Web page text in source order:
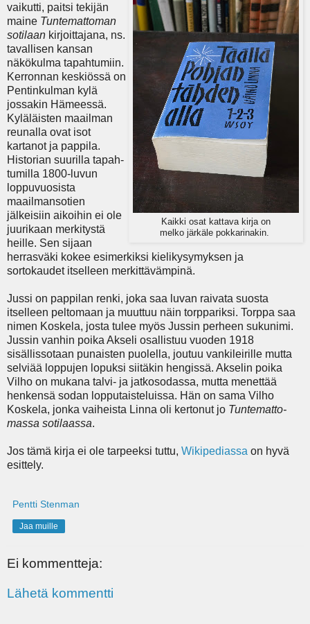
Kaikki osat kattava kirja on
melko järkäle pokkarinakin.
vaikutti, paitsi tekijän
maine Tuntemattoman
sotilaan kirjoittajana, ns.
tavallisen kansan
näkökulma tapahtumiin.
Kerronnan keskiössä on
Pentinkulman kylä
jossakin Hämeessä.
Kyläläisten maailman
reunalla ovat isot
kartanot ja pappila.
Historian suurilla tapah­
tumilla 1800-luvun
loppuvuosista
maailmansotien
jälkeisiin aikoihin ei ole
juurikaan merkitystä
heille. Sen sijaan
herrasväki kokee esimerkiksi kielikysymyksen ja
sortokaudet itselleen merkittävämpinä.
Jussi on pappilan renki, joka saa luvan raivata suosta
itselleen peltomaan ja muuttuu näin torppariksi. Torppa saa
nimen Koskela, josta tulee myös Jussin perheen sukunimi.
Jussin vanhin poika Akseli osallistuu vuoden 1918
sisällissotaan punaisten puolella, joutuu vankileirille mutta
selviää loppujen lopuksi siitäkin hengissä. Akselin poika
Vilho on mukana talvi- ja jatkosodassa, mutta menettää
henkensä sodan lopputaisteluissa. Hän on sama Vilho
Koskela, jonka vaiheista Linna oli kertonut jo Tunte­matto­
massa sotilaassa.
Jos tämä kirja ei ole tarpeeksi tuttu, Wikipediassa on hyvä
esittely.
Pentti Stenman
Jaa muille
Ei kommentteja:
Lähetä kommentti